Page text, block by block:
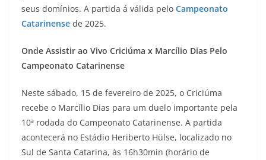
seus domínios. A partida á válida pelo Campeonato
Catarinense de 2025.
Onde Assistir ao Vivo Criciúma x Marcílio Dias Pelo
Campeonato Catarinense
Neste sábado, 15 de fevereiro de 2025, o Criciúma
recebe o Marcílio Dias para um duelo importante pela
10ª rodada do Campeonato Catarinense. A partida
acontecerá no Estádio Heriberto Hülse, localizado no
Sul de Santa Catarina, às 16h30min (horário de